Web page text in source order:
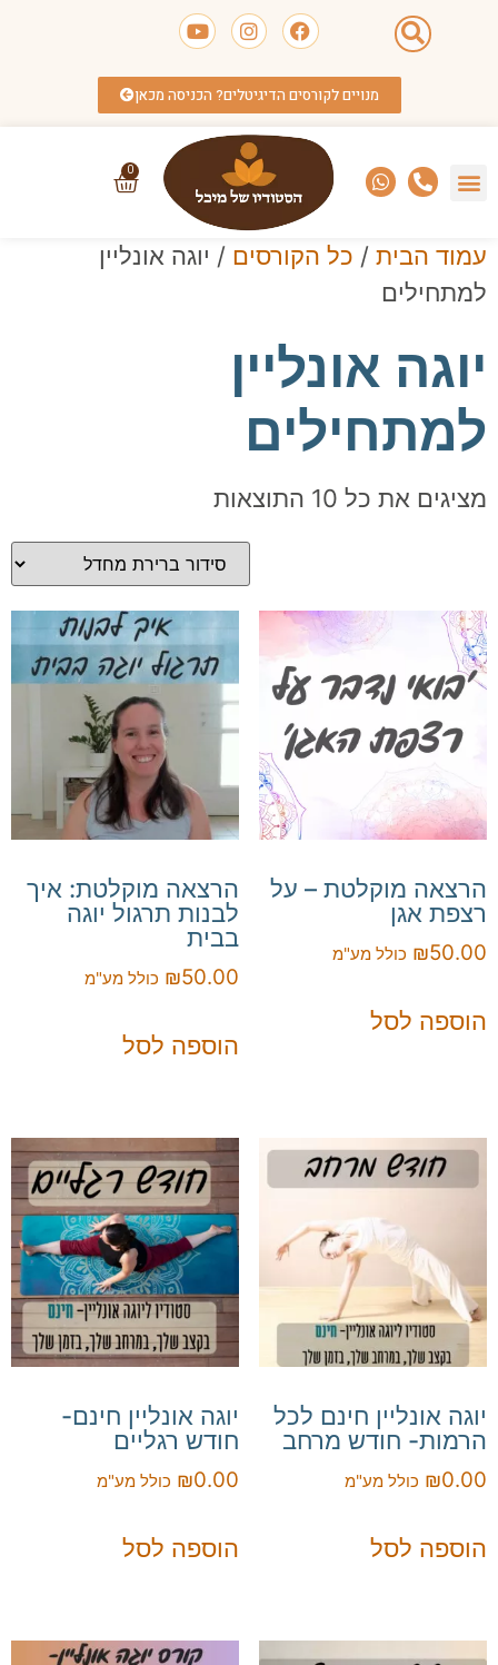
מנויים לקורסים הדיגיטלים? הכניסה מכאן
0
עמוד הבית / כל הקורסים / יוגה אונליין
למתחילים
יוגה אונליין
למתחילים
מציגים את כל ⁦10⁩ התוצאות
הרצאה מוקלטת – על
רצפת אגן
₪50.00 כולל מע"מ
הוספה לסל
הרצאה מוקלטת: איך
לבנות תרגול יוגה
בבית
₪50.00 כולל מע"מ
הוספה לסל
יוגה אונליין חינם לכל
הרמות- חודש מרחב
₪0.00 כולל מע"מ
הוספה לסל
יוגה אונליין חינם-
חודש רגליים
₪0.00 כולל מע"מ
הוספה לסל